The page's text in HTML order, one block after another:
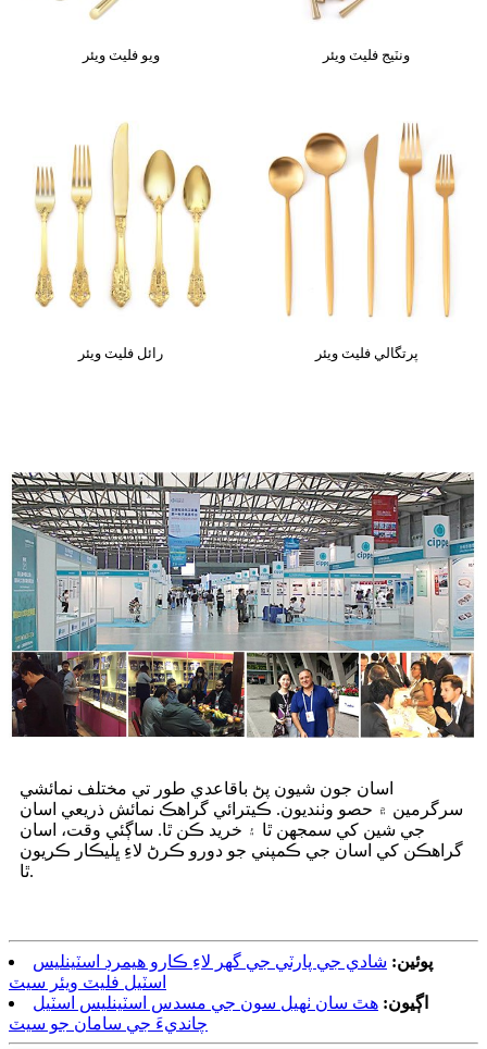
ويو فليٽ ويئر
رائل فليٽ ويئر
ونٽيج فليٽ ويئر
پرتگالي فليٽ ويئر
اسان جون شيون پڻ باقاعدي طور تي مختلف نمائشي
سرگرمين ۾ حصو وٺنديون. ڪيترائي گراهڪ نمائش ذريعي اسان
جي شين کي سمجهن ٿا ۽ خريد ڪن ٿا. ساڳئي وقت، اسان
گراهڪن کي اسان جي ڪمپني جو دورو ڪرڻ لاءِ ڀليڪار ڪريون
ٿا.
پوئين: شادي جي پارٽي جي گهر لاءِ ڪارو هيمرڊ اسٽينلیس
اسٽيل فليٽ ويئر سيٽ
اڳيون: هٿ سان ٺهيل سون جي مسدس اسٽينلیس اسٽيل
چانديءَ جي سامان جو سيٽ